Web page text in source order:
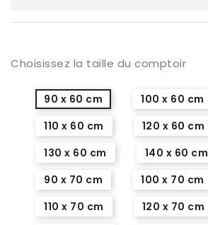
Extérieur/jardin
Choisissez la taille du comptoir
90 x 60 cm
100 x 60 cm
110 x 60 cm
120 x 60 cm
130 x 60 cm
140 x 60 cm
90 x 70 cm
100 x 70 cm
110 x 70 cm
120 x 70 cm